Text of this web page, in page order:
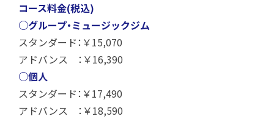
コース料金(税込)
○グループ・ミュージックジム
スタンダード：￥15,070
アドバンス ：￥16,390
○個人
スタンダード：￥17,490
アドバンス ：￥18,590